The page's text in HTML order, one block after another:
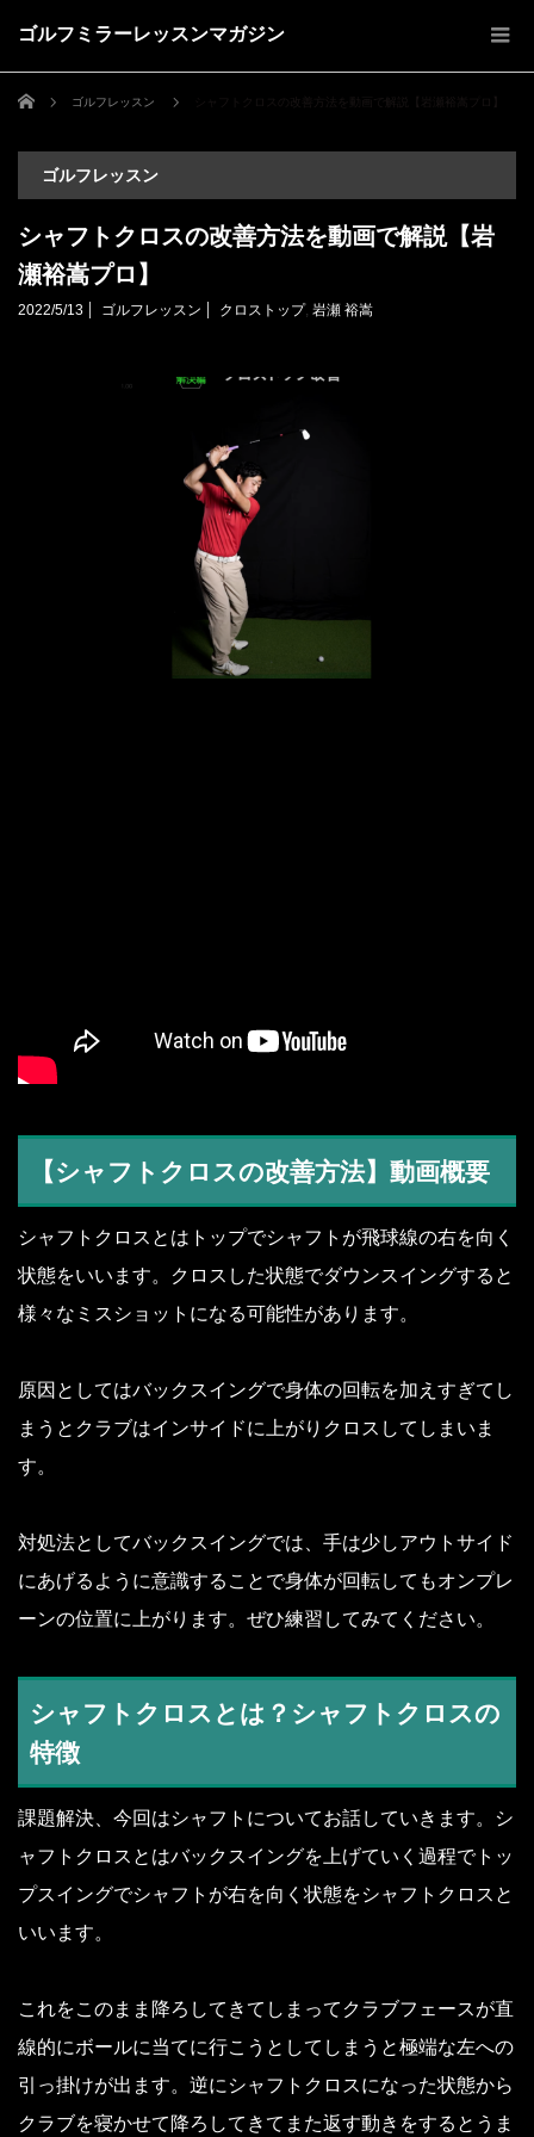
ゴルフミラーレッスンマガジン
ホーム ゴルフレッスン
ゴルフレッスン
シャフトクロスの改善方法を動画で解説【岩
瀬裕嵩プロ】
2022/5/13 ゴルフレッスン クロストップ, 岩瀬 裕嵩
【シャフトクロスの改善方法】動画概要
シャフトクロスとはトップでシャフトが飛球線の右を向く
状態をいいます。クロスした状態でダウンスイングすると
様々なミスショットになる可能性があります。
原因としてはバックスイングで身体の回転を加えすぎてし
まうとクラブはインサイドに上がりクロスしてしまいま
す。
対処法としてバックスイングでは、手は少しアウトサイド
にあげるように意識することで身体が回転してもオンプレ
ーンの位置に上がります。ぜひ練習してみてください。
シャフトクロスとは？シャフトクロスの
特徴
課題解決、今回はシャフトについてお話していきます。シ
ャフトクロスとはバックスイングを上げていく過程でトッ
プスイングでシャフトが右を向く状態をシャフトクロスと
いいます。
これをこのまま降ろしてきてしまってクラブフェースが直
線的にボールに当てに行こうとしてしまうと極端な左への
引っ掛けが出ます。逆にシャフトクロスになった状態から
クラブを寝かせて降ろしてきてまた返す動きをするとうま